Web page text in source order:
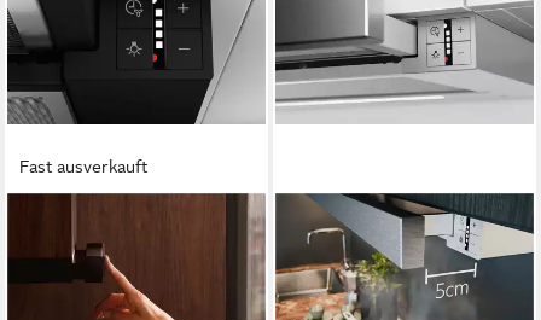
Fast ausverkauft
Flachschirmhaube
DPE5660B
Betriebsgeräusch
LED-Beleuchtung Beleuchtung
Flachschirmhaube
DPS5650AM 942022603
70dB(A) Betriebsgeräusch
LED-Leuchtstreifen